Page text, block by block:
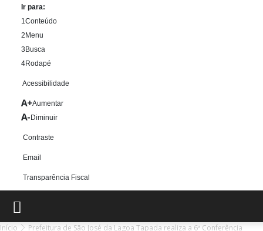
Ir para:
1Conteúdo
2 Menu
3 Busca
4Rodapé
Acessibilidade
Aumentar
Diminuir
Contraste
Email
Transparência Fiscal
Início
Prefeitura de São José da Lagoa Tapada realiza a 6ª Conferência